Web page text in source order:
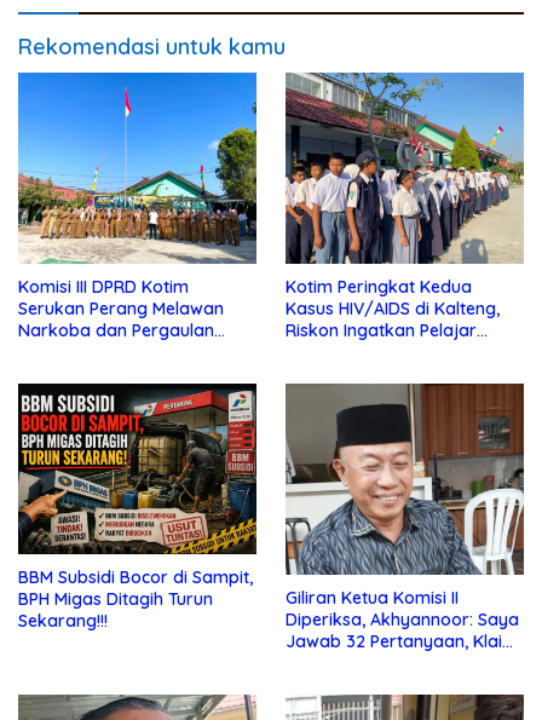
Rekomendasi untuk kamu
Komisi III DPRD Kotim
Serukan Perang Melawan
Narkoba dan Pergaulan
Kotim Peringkat Kedua
Kasus HIV/AIDS di Kalteng,
Riskon Ingatkan Pelajar
BBM Subsidi Bocor di Sampit,
BPH Migas Ditagih Turun
Sekarang!!!
Giliran Ketua Komisi II
Diperiksa, Akhyannoor: Saya
Jawab 32 Pertanyaan, Klaim